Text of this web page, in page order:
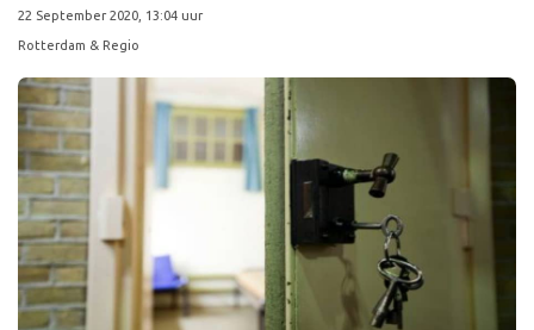
22 September 2020, 13:04 uur
Rotterdam & Regio